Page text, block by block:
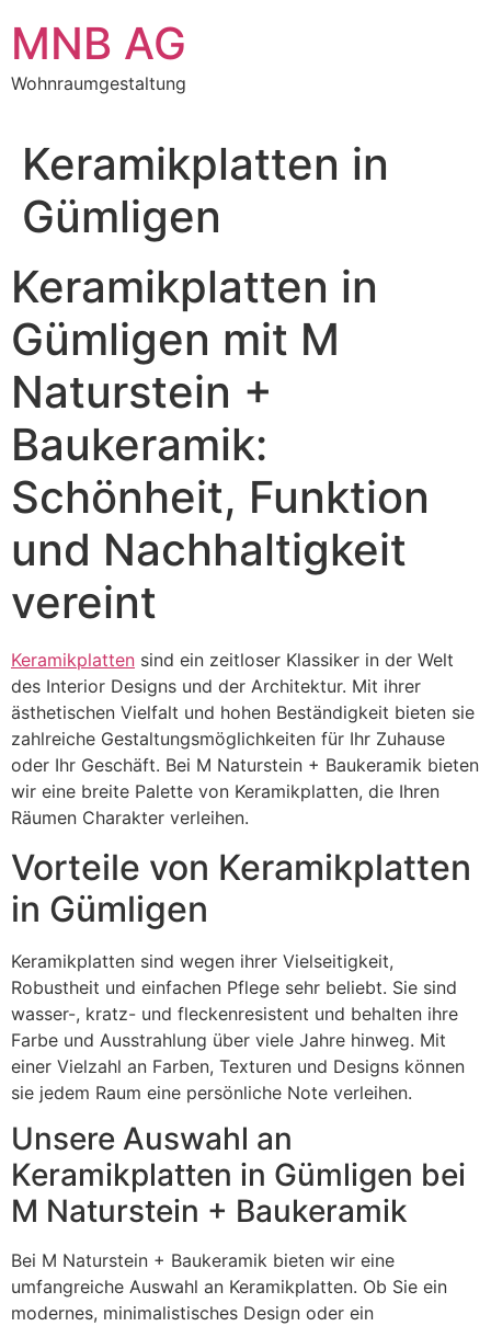
Inhalt
springen
MNB AG
Wohnraumgestaltung
Keramikplatten in
Gümligen
Keramikplatten in
Gümligen mit M
Naturstein +
Baukeramik:
Schönheit, Funktion
und Nachhaltigkeit
vereint
Keramikplatten sind ein zeitloser Klassiker in der Welt
des Interior Designs und der Architektur. Mit ihrer
ästhetischen Vielfalt und hohen Beständigkeit bieten sie
zahlreiche Gestaltungsmöglichkeiten für Ihr Zuhause
oder Ihr Geschäft. Bei M Naturstein + Baukeramik bieten
wir eine breite Palette von Keramikplatten, die Ihren
Räumen Charakter verleihen.
Vorteile von Keramikplatten
in Gümligen
Keramikplatten sind wegen ihrer Vielseitigkeit,
Robustheit und einfachen Pflege sehr beliebt. Sie sind
wasser-, kratz- und fleckenresistent und behalten ihre
Farbe und Ausstrahlung über viele Jahre hinweg. Mit
einer Vielzahl an Farben, Texturen und Designs können
sie jedem Raum eine persönliche Note verleihen.
Unsere Auswahl an
Keramikplatten in Gümligen bei
M Naturstein + Baukeramik
Bei M Naturstein + Baukeramik bieten wir eine
umfangreiche Auswahl an Keramikplatten. Ob Sie ein
modernes, minimalistisches Design oder ein